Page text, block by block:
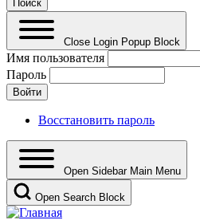
Close Login Popup Block
Имя пользователя
Пароль
Восстановить пароль
Open Sidebar Main Menu
Open Search Block